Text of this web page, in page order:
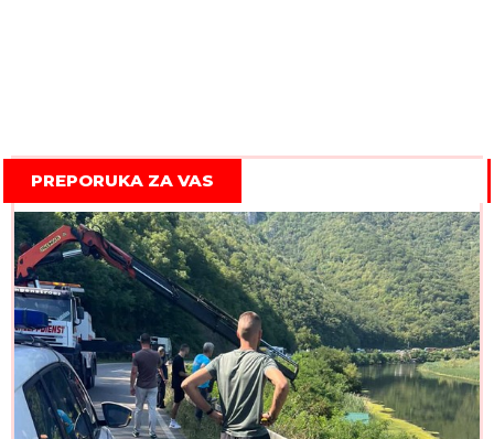
PREPORUKA ZA VAS